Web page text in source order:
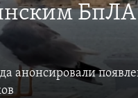
анонсировали